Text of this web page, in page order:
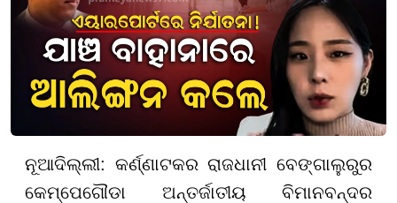
ନୂଆଦିଲ୍ଲୀ: କର୍ଣ୍ଣାଟକର ରାଜଧାନୀ ବେଙ୍ଗାଲୁରୁର
କେମ୍ପେଗୌଡା ଅନ୍ତର୍ଜାତୀୟ ବିମାନବନ୍ଦର